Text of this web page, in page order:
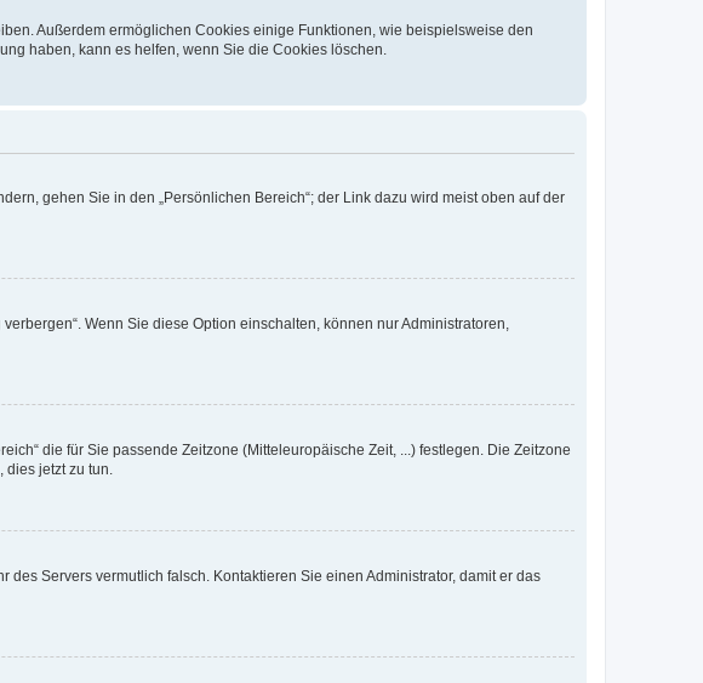
Außerdem ermöglichen Cookies einige Funktionen, wie beispielsweise den
haben, kann es helfen, wenn Sie die Cookies löschen.
gehen Sie in den „Persönlichen Bereich“; der Link dazu wird meist oben auf der
Wenn Sie diese Option einschalten, können nur Administratoren,
die für Sie passende Zeitzone (Mitteleuropäische Zeit, ...) festlegen. Die Zeitzone
jetzt zu tun.
Servers vermutlich falsch. Kontaktieren Sie einen Administrator, damit er das